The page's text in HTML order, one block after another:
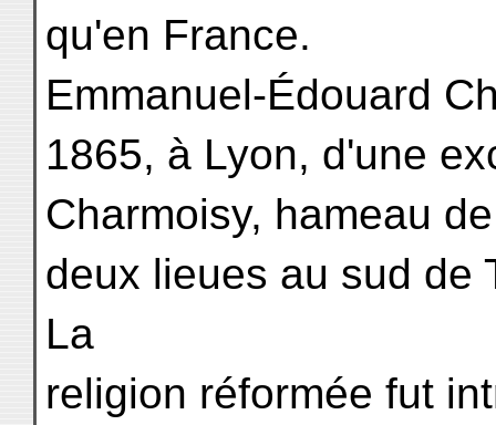
qu'en France.
Emmanuel-Édouard
1865, à Lyon, d'une
Charmoisy, hameau
deux lieues au sud de
La
religion réformée fut